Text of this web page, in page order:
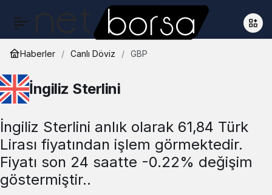
Haberler Canlı Döviz GBP
İngiliz Sterlini
İngiliz Sterlini anlık olarak 61,84 Türk
Lirası fiyatından işlem görmektedir.
Fiyatı son 24 saatte -0.22% değişim
göstermiştir..